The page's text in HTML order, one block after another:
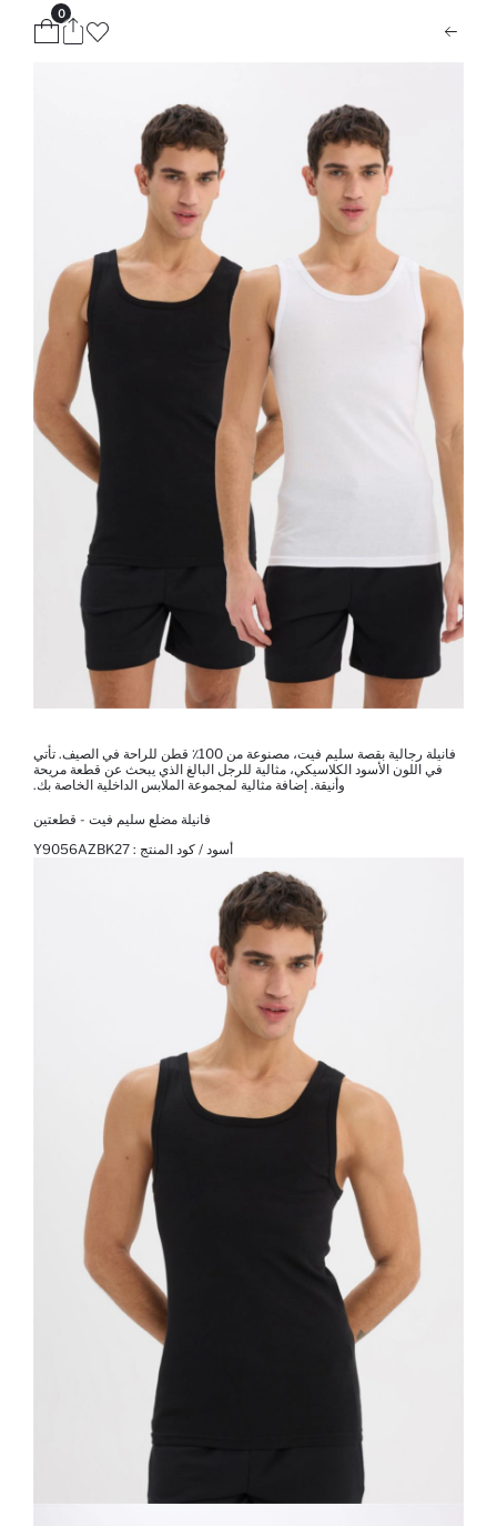
0
فانيلة رجالية بقصة سليم فيت، مصنوعة من 100٪ قطن للراحة في الصيف. تأتي
في اللون الأسود الكلاسيكي، مثالية للرجل البالغ الذي يبحث عن قطعة مريحة
وأنيقة. إضافة مثالية لمجموعة الملابس الداخلية الخاصة بك.
فانيلة مضلع سليم فيت - قطعتين
أسود / كود المنتج : Y9056AZBK27